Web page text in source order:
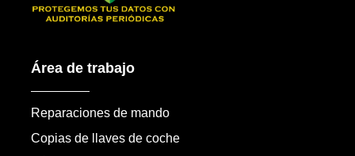
Área de trabajo
Reparaciones de mando
Copias de llaves de coche